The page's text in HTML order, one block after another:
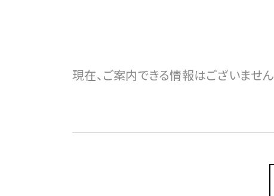
現在、ご案内できる情報はございません